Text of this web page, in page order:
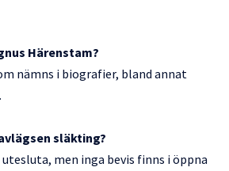
Härenstam?
nämns i biografier, bland annat
släkting?
men inga bevis finns i öppna